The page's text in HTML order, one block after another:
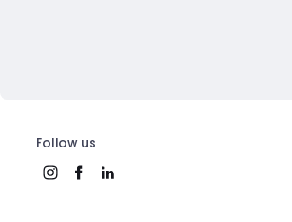
Follow us